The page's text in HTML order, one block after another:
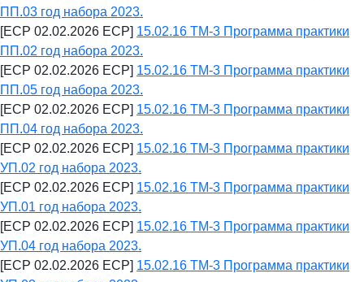
ПП.03 год набора 2023.
[ECP 02.02.2026 ECP] 15.02.16 ТМ-3 Программа практики
ПП.02 год набора 2023.
[ECP 02.02.2026 ECP] 15.02.16 ТМ-3 Программа практики
ПП.05 год набора 2023.
[ECP 02.02.2026 ECP] 15.02.16 ТМ-3 Программа практики
ПП.04 год набора 2023.
[ECP 02.02.2026 ECP] 15.02.16 ТМ-3 Программа практики
УП.02 год набора 2023.
[ECP 02.02.2026 ECP] 15.02.16 ТМ-3 Программа практики
УП.01 год набора 2023.
[ECP 02.02.2026 ECP] 15.02.16 ТМ-3 Программа практики
УП.04 год набора 2023.
[ECP 02.02.2026 ECP] 15.02.16 ТМ-3 Программа практики